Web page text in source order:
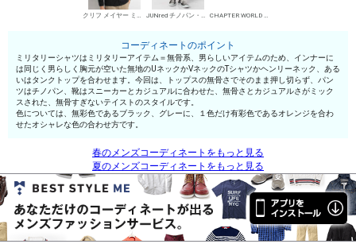
クリフ メイヤー ミリタリーシャツ JUNred チノパン・綿パン CHAPTER WORLD ローカットスニーカー
コーディネートのポイント
ミリタリーシャツはミリタリーアイテム＝無骨系、男らしいアイテムのため、インナーに
は同じく男らしく胸元が空いた無地のUネックかVネックのTシャツかヘンリーネック、ある
いはタンクトップを合わせます。今回は、トップスの無骨さでそのまま押し切らず、パン
ツはチノパン、靴はスニーカーとカジュアルに合わせた、無骨さとカジュアルさがミック
スされた、無骨すぎないテイストのスタイルです。
色については、無彩色であるブラック、グレーに、１色だけ有彩色であるオレンジを合わ
せたオシャレな色の合わせ方です。
春のメンズコーディネートをもっと見る
夏のメンズコーディネートをもっと見る